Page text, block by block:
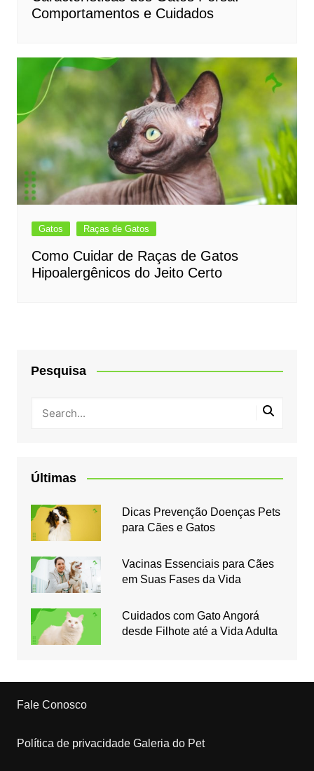
Comportamentos e Cuidados
Gatos Raças de Gatos
Como Cuidar de Raças de Gatos
Hipoalergênicos do Jeito Certo
Pesquisa
Últimas
Dicas Prevenção Doenças Pets
para Cães e Gatos
Vacinas Essenciais para Cães
em Suas Fases da Vida
Cuidados com Gato Angorá
desde Filhote até a Vida Adulta
Fale Conosco
Política de privacidade Galeria do Pet